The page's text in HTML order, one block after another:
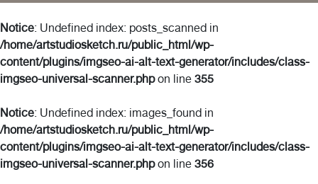
Notice: Undefined index: posts_scanned in
/home/artstudiosketch.ru/public_html/wp-
content/plugins/imgseo-ai-alt-text-generator/includes/class-
imgseo-universal-scanner.phpon line 355
Notice: Undefined index: images_found in
/home/artstudiosketch.ru/public_html/wp-
content/plugins/imgseo-ai-alt-text-generator/includes/class-
imgseo-universal-scanner.phpon line 356